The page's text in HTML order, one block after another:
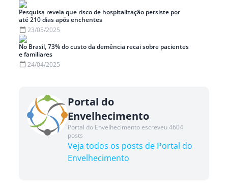
Pesquisa revela que risco de hospitalização persiste por
até 210 dias após enchentes
23/05/2025
No Brasil, 73% do custo da demência recai sobre pacientes
e familiares
24/04/2025
Portal do
Envelhecimento
Portal do Envelhecimento escreveu 4604
posts
Veja todos os posts de Portal do
Envelhecimento